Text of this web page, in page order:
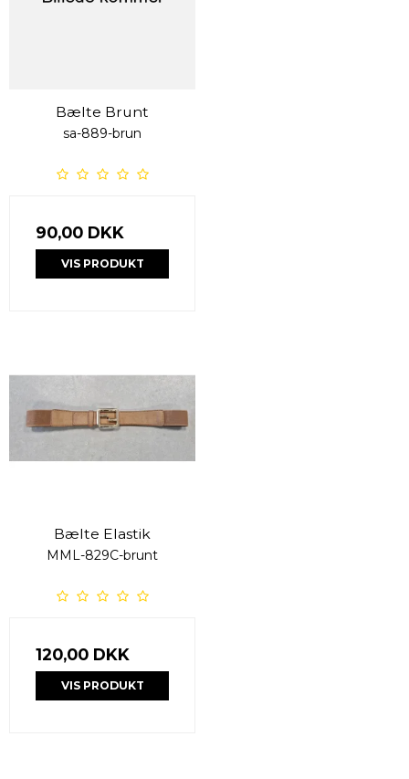
Bælte Brunt
sa-889-brun
90,00 DKK
VIS PRODUKT
Bælte Elastik
MML-829C-brunt
120,00 DKK
VIS PRODUKT